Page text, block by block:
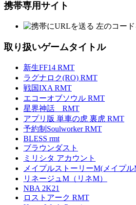
携帯専用サイト
左のコー
取り扱いゲームタイトル
新生FF14 RMT
ラグナロク(RO) RMT
戦国IXA RMT
エコーオブソウル RMT
星界神話 RMT
アプリ版 単車の虎 裏虎 RMT
予約制Soulworker RMT
BLESS rmt
ブラウンダスト
ミリシタ アカウント
メイプルストーリーM(メイプル
リネージュM（リネM）
NBA 2K21
ロストアーク RMT